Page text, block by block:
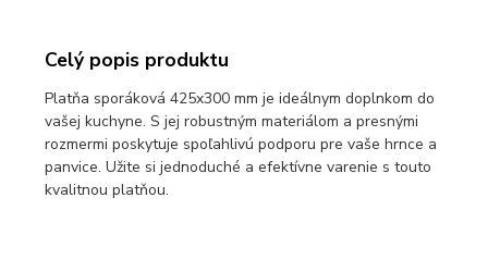
Celý popis produktu
Platňa sporáková 425x300 mm je ideálnym doplnkom do
vašej kuchyne. S jej robustným materiálom a presnými
rozmermi poskytuje spoľahlivú podporu pre vaše hrnce a
panvice. Užite si jednoduché a efektívne varenie s touto
kvalitnou platňou.